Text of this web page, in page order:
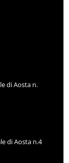
di Aosta n.
di Aosta n.4